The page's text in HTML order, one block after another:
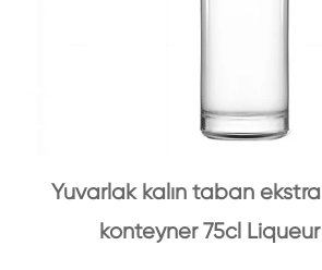
Yuvarlak kalın taban
konteyner 75cl